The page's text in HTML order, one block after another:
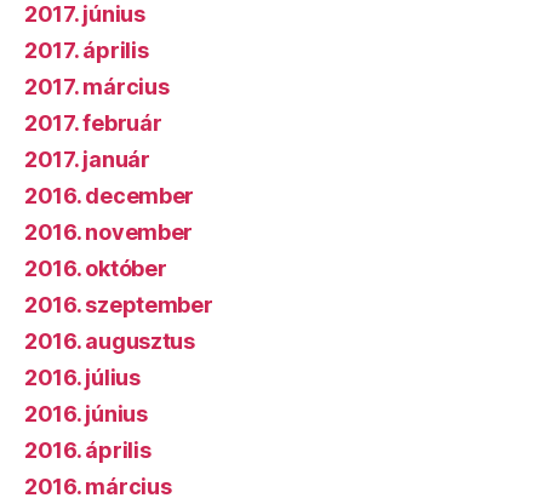
2017. június
2017. április
2017. március
2017. február
2017. január
2016. december
2016. november
2016. október
2016. szeptember
2016. augusztus
2016. július
2016. június
2016. április
2016. március